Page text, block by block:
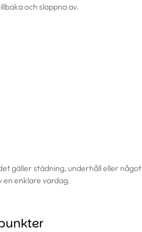
och slappna av.
gäller städning, underhåll eller något
en enklare vardag.